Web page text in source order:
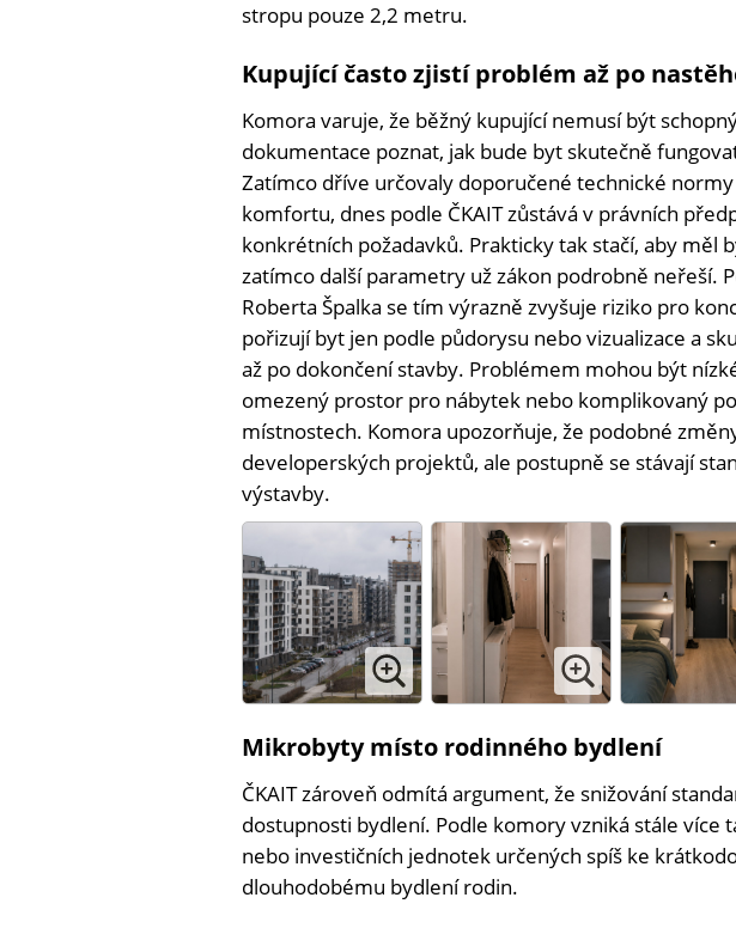
stropu pouze 2,2 metru.
Kupující často zjistí problém až po
Komora varuje, že běžný kupující nemusí být
dokumentace poznat, jak bude byt skutečně
Zatímco dříve určovaly doporučené technické
komfortu, dnes podle ČKAIT zůstává v právních
konkrétních požadavků. Prakticky tak stačí, aby měl
zatímco další parametry už zákon podrobně neřeší.
Roberta Špalka se tím výrazně zvyšuje riziko pro
pořizují byt jen podle půdorysu nebo vizualizace a
až po dokončení stavby. Problémem mohou být
omezený prostor pro nábytek nebo komplikovaný
místnostech. Komora upozorňuje, že podobné
developerských projektů, ale postupně se stávají
výstavby.
Mikrobyty místo rodinného bydlení
ČKAIT zároveň odmítá argument, že snižování
dostupnosti bydlení. Podle komory vzniká stále více
nebo investičních jednotek určených spíš ke
dlouhodobému bydlení rodin.